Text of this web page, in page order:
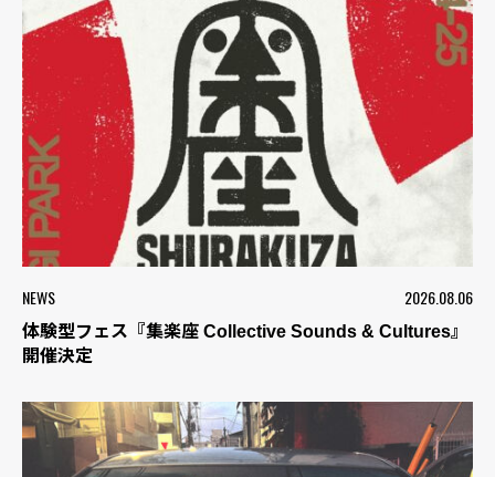
NEWS 2026.08.06
体験型フェス『集楽座 Collective Sounds & Cultures』
開催決定